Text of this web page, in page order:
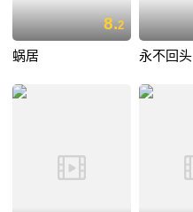
8.2
蜗居 永不回头